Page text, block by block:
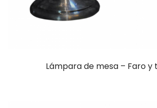
Lámpara de mesa – Faro y